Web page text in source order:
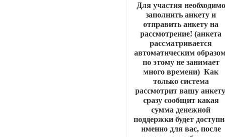
Для участия необходимо
заполнить анкету и
отправить анкету на
рассмотрение! (анкета
рассматривается
автоматическим
по этому не занимает
много времени) Как
только система
рассмотрит вашу
сразу сообщит какая
сумма денежной
поддержки будет
именно для вас, после